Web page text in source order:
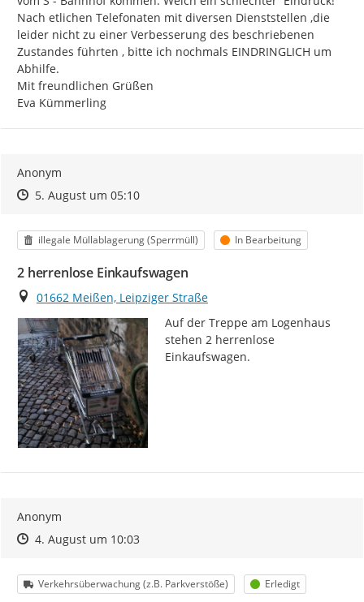
Nach etlichen Telefonaten mit diversen Dienststellen ,die
leider nicht zu einer Verbesserung des beschriebenen
Zustandes führten , bitte ich nochmals EINDRINGLICH um
Abhilfe.
Mit freundlichen Grüßen
Eva Kümmerling
Anonym
Zeitpunkt des Erstellens
Zeitpunkt des Erstellens
5. August um 05:10Zur Äußerung
Kategorie
illegale Müllablagerung (Sperrmüll) Status
In Bearbeitung
2 herrenlose Einkaufswagen
Ort
01662 Meißen, Leipziger Straße
Auf der Treppe am Logenhaus
stehen 2 herrenlose
Einkaufswagen.
Anonym
Zeitpunkt des Erstellens
Zeitpunkt des Erstellens
4. August um 10:03Zur Äußerung
Kategorie
Verkehrsüberwachung (z.B. Parkverstöße) Status
Erledigt